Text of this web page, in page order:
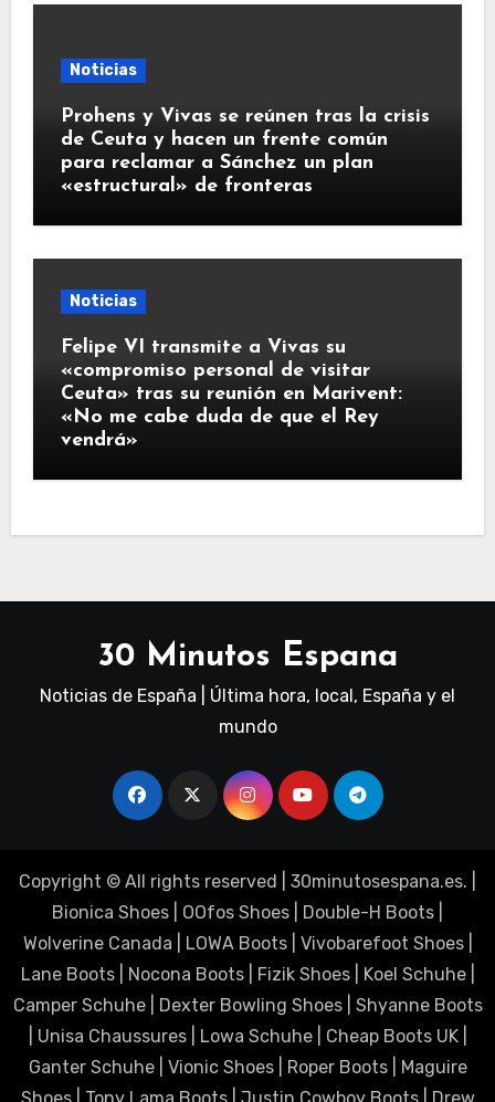
Noticias
Prohens y Vivas se reúnen tras la crisis
de Ceuta y hacen un frente común
para reclamar a Sánchez un plan
«estructural» de fronteras
Noticias
Felipe VI transmite a Vivas su
«compromiso personal de visitar
Ceuta» tras su reunión en Marivent:
«No me cabe duda de que el Rey
vendrá»
30 Minutos Espana
Noticias de España | Última hora, local, España y el
mundo
Copyright © All rights reserved 30minutosespana.es. |
Bionica Shoes
OOfos Shoes Double-H Boots
Wolverine Canada
LOWA Boots| Vivobarefoot Shoes|
Lane Boots| Nocona Boots| Fizik Shoes| Koel Schuhe|
Camper Schuhe| Dexter Bowling Shoes| Shyanne Boots
Unisa Chaussures| Lowa Schuhe| Cheap Boots UK
Ganter Schuhe
Vionic Shoes| Roper Boots|
Maguire